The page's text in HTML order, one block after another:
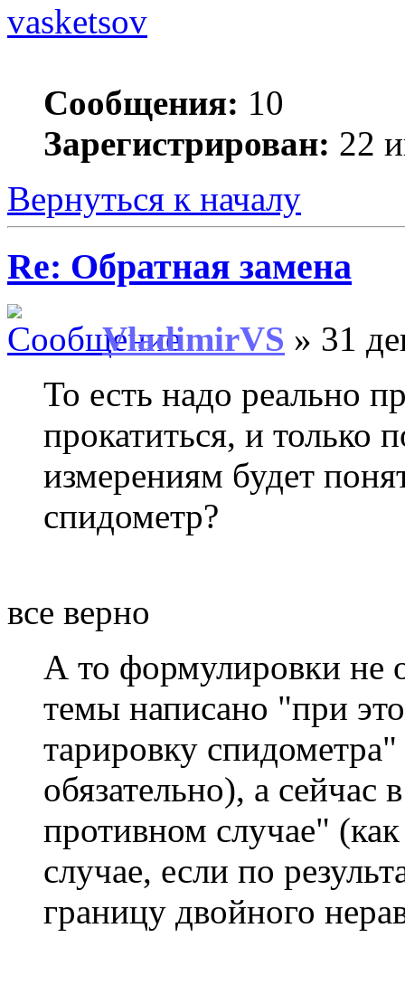
vasketsov
Сообщения: 10
Зарегистрирован: 22
Вернуться к началу
Re: Обратная замена
VladimirVS » 31
То есть надо реально
прокатиться, и только
измерениям будет
спидометр?
все верно
А то формулировки не
темы написано "при
тарировку спидометра"
обязательно), а сейчас
противном случае"
случае, если по
границу двойного